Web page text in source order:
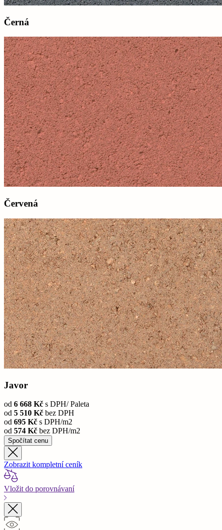
Černá
Červená
Javor
od 6 668 Kč s DPH/Paleta
od 5 510 Kč bez DPH
od 695 Kč s DPH/m2
od 574 Kč bez DPH/m2
Spočítat cenu
Zobrazit kompletní ceník
Vložit do porovnávaní